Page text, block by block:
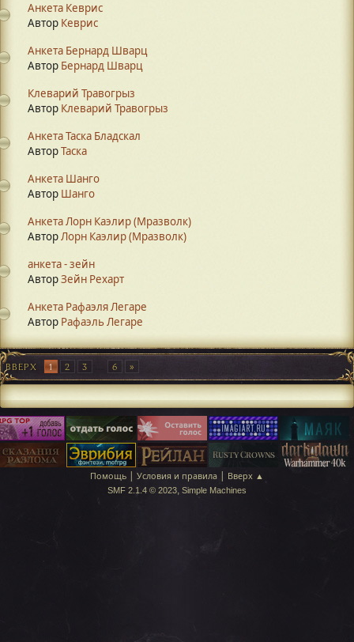
Анкета Кеврис
Автор Кеврис
Анкета Бернард Шварц
Автор Бернард Шварц
Клеварий Травогрыз
Автор Клеварий Травогрыз
Анкета Таска Бладскал
АвторТаска
Анкета Шанго
Автор Шанго
Анкета Лорн Каэлир (Мразволк)
АвторЛорн Каэлир (Мразволк)
анкета - зейн
АвторЗейн Рехарт
Анкета Рафаэля Легаре
Автор Рафаэль Легаре
ВВЕРХ 1 2 3 6
Помощь | Условия и правила | Вверх ▲
SMF 2.1.4 © 2023, Simple Machines